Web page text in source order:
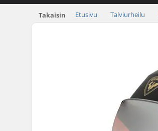
Takaisin Etusivu Talviurheilu